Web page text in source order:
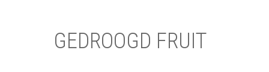
GEDROOGD FRUIT